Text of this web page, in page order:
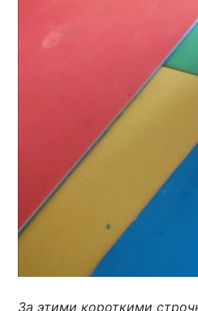
За этими короткими